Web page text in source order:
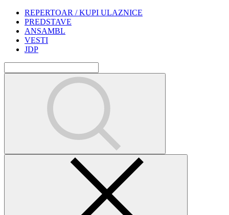
REPERTOAR / KUPI ULAZNICE
PREDSTAVE
ANSAMBL
VESTI
JDP